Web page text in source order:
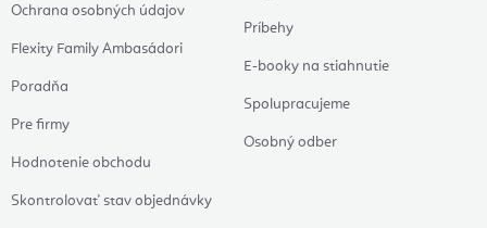
Ochrana osobných údajov
Flexity Family Ambasádori
Poradňa
Pre firmy
Hodnotenie obchodu
Skontrolovať stav objednávky
Príbehy
E-booky na stiahnutie
Spolupracujeme
Osobný odber